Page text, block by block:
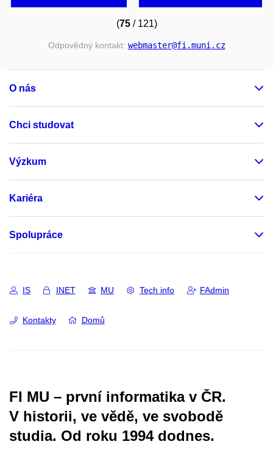
(75/ 121)
Odpovědný kontakt: webmaster@fi.muni.cz
O nás
Chci studovat
Výzkum
Kariéra
Spolupráce
IS INET MU Tech info FAdmin
Kontakty Domů
FI MU – první informatika v ČR.
V historii, ve vědě, ve svobodě
studia. Od roku 1994 dodnes.